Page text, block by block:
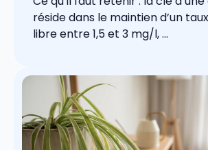
réside dans le maintien d’un
libre entre 1,5 et 3 mg/l, ...